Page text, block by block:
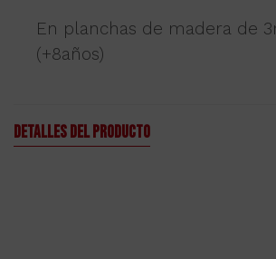
En planchas de madera de
(+8años)
Detalles del producto